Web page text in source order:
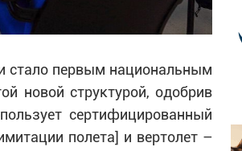
стало первым национальным
новой структурой, одобрив
сертифицированный
полета] и вертолет –